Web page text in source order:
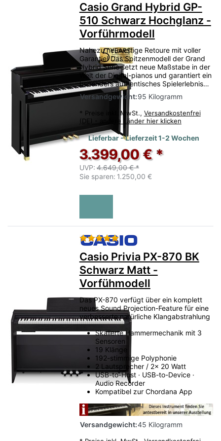
Casio Grand Hybrid GP-
510 Schwarz Hochglanz -
Vorführmodell
Nahezu neuwertige Retoure mit voller
Garantie! Das Spitzenmodell der Grand
Hybrid Serie setzt neue Maßstabe in der
Welt der Digital-pianos und garantiert ein
besonders authentisches Spielerlebnis…
Versandgewicht:95 Kilogramm
* Preise inkl. MwSt., Versandkostenfrei
(DE) - andere Länder hier klicken
Lieferbar - Lieferzeit 1-2 Wochen
3.399,00 € *
UVP: 4.649,00 € *
Sie sparen: 1.250,00 €
Bewertung: 5 von 5
Casio Privia PX-870 BK
Schwarz Matt -
Vorfühmodell
Das PX-870 verfügt über ein komplett
neues Sound Projection-Feature für eine
verbesserte natürliche Klangabstrahlung
Skalierte Hammermechanik mit 3
Sensoren
19 Klänge
192-stimmige Polyphonie
2 Lautsprecher / 2x 20 Watt
USB-to-Host · USB-to-Device ·
Audio Recorder
Kompatibel zur Chordana App
Versandgewicht:45 Kilogramm